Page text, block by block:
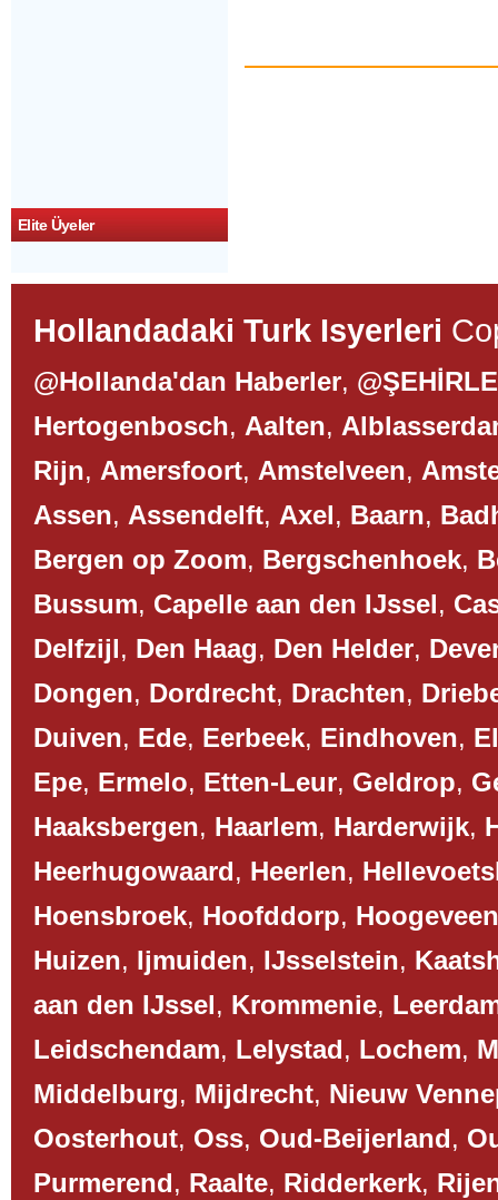
Elite Üyeler
Hollandadaki Turk Isyerleri
@Hollanda'dan Haberler,
Hertogenbosch, Aalten,
Rijn, Amersfoort, Amstelveen,
Assen, Assendelft, Axel, Baarn,
Bergen op Zoom, Bergschenhoek,
Bussum, Capelle aan den IJssel,
Delfzijl, Den Haag, Den Helder,
Dongen, Dordrecht, Drachten,
Duiven, Ede, Eerbeek, Eindhoven,
Epe, Ermelo, Etten-Leur, Geldrop,
Haaksbergen, Haarlem, Harderwijk,
Heerhugowaard, Heerlen,
Hoensbroek, Hoofddorp, Hoogeveen
Huizen, Ijmuiden, IJsselstein,
aan den IJssel, Krommenie,
Leidschendam, Lelystad, Lochem,
Middelburg, Mijdrecht, Nieuw
Oosterhout, Oss, Oud-Beijerland,
Purmerend, Raalte, Ridderkerk,